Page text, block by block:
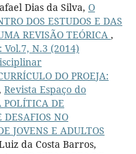
Dias da Silva, O
DOS ESTUDOS E DAS
REVISÃO TEÓRICA ,
N.3 (2014)
DO PROEJA:
Revista Espaço do
DE
DESAFIOS NO
JOVENS E ADULTOS
da Costa Barros,